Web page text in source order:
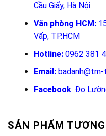
Cầu Giấy, Hà Nội
Văn phòng HCM:
Vấp, TP.HCM
Hotline: 0962 381
Email:
Facebook: Đo
SẢN PHẨM